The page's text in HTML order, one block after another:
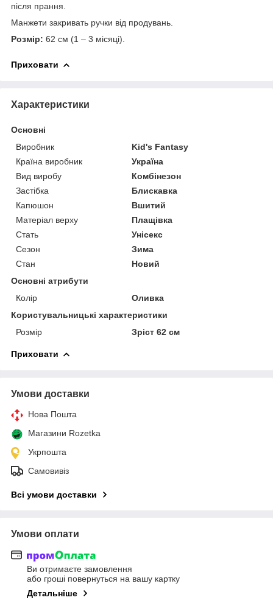
після прання.
Манжети закривать ручки від продувань.
Розмір: 62 см (1 – 3 місяці).
Приховати
Характеристики
Основні
Виробник
Kid's Fantasy
Країна виробник
Україна
Вид виробу
Комбінезон
Застібка
Блискавка
Капюшон
Вшитий
Матеріал верху
Плащівка
Стать
Унісекс
Сезон
Зима
Стан
Новий
Основні атрибути
Колір
Оливка
Користувальницькі характеристики
Розмір
Зріст 62 см
Приховати
Умови доставки
Нова Пошта
Магазини Rozetka
Укрпошта
Самовивіз
Всі умови доставки
Умови оплати
Ви отримаєте замовлення
або гроші повернуться на вашу картку
Детальніше